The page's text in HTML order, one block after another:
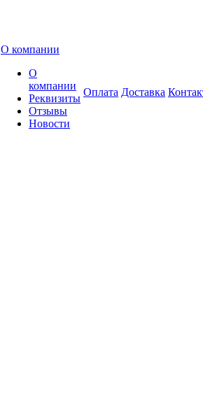
О компании
О
компании
Реквизиты
Отзывы
Новости
Оплата Доставка